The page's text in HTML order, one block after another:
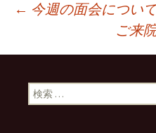
投稿ナビ
← 今週の面会につい
ご来
検索: